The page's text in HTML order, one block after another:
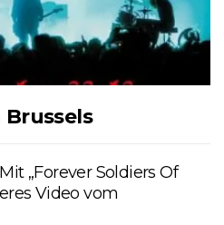
Brussels
„Forever Soldiers Of
Video vom